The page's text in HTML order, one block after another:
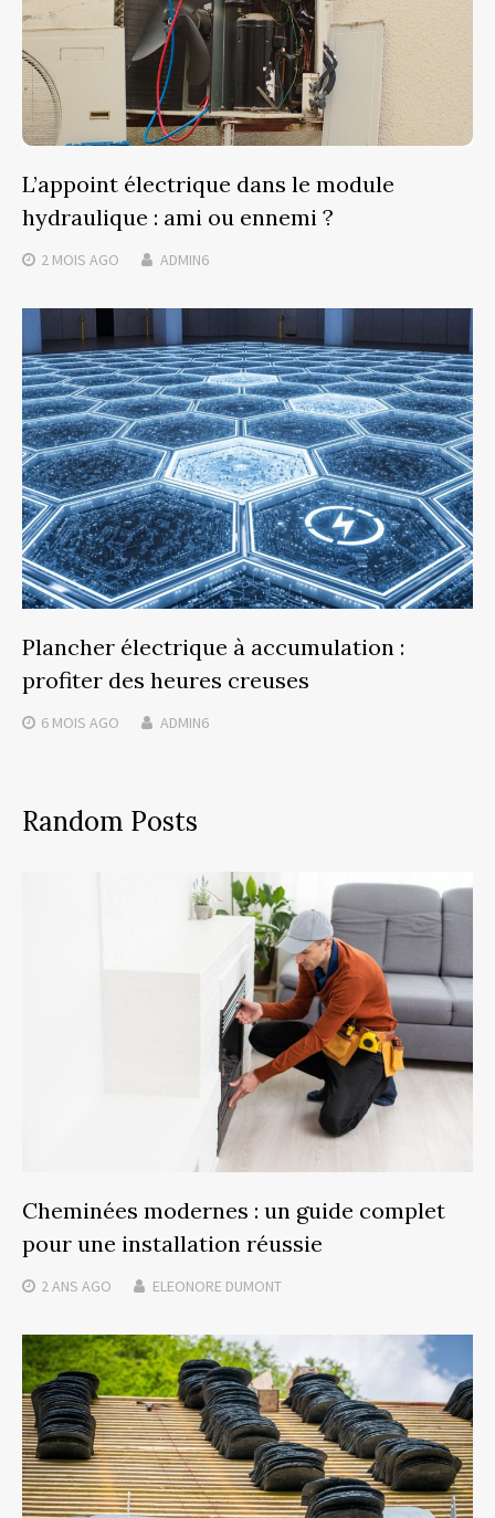
L’appoint électrique dans le module
hydraulique : ami ou ennemi ?
2 MOIS AGO ADMIN6
Plancher électrique à accumulation :
profiter des heures creuses
6 MOIS AGO ADMIN6
Random Posts
Cheminées modernes : un guide complet
pour une installation réussie
2 ANS AGO ELEONORE DUMONT